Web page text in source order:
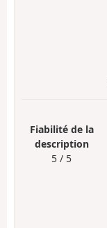
Fiabilité de la
description
5 / 5